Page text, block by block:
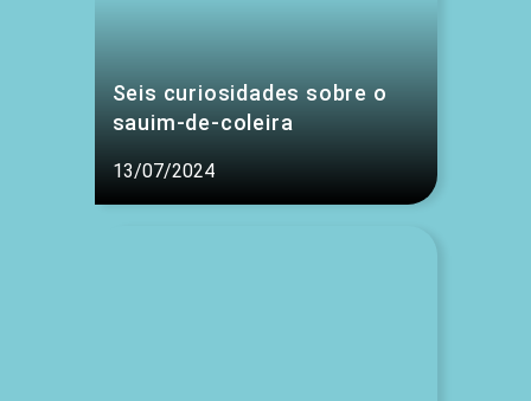
Seis curiosidades sobre o
sauim-de-coleira
13/07/2024